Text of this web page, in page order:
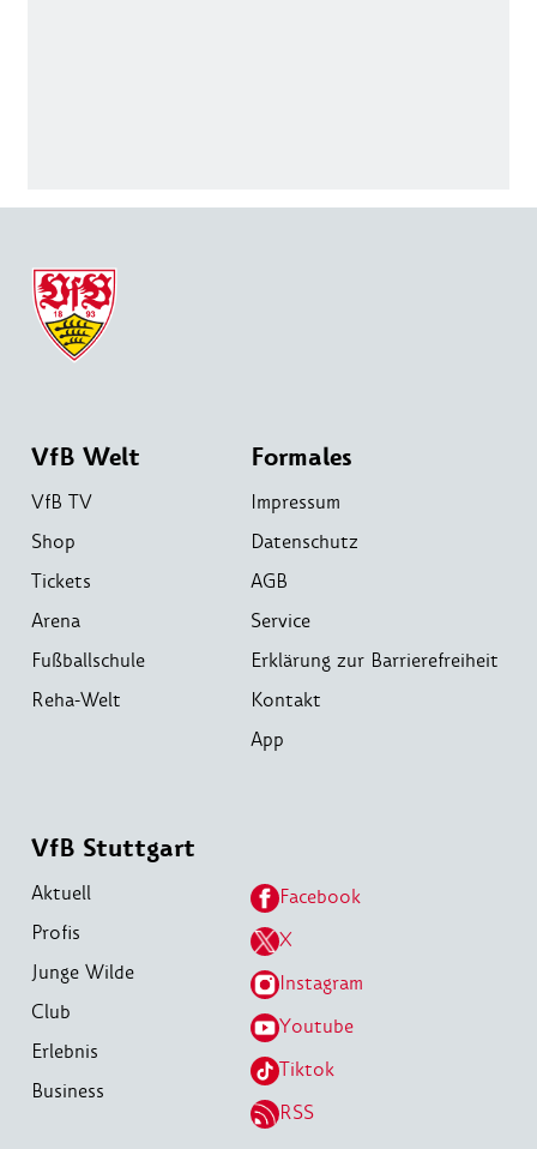
VfB Welt
VfB TV
Shop
Tickets
Arena
Fußballschule
Reha-Welt
Formales
Impressum
Datenschutz
AGB
Service
Erklärung zur Barrierefreiheit
Kontakt
App
VfB Stuttgart
Aktuell
Profis
Junge Wilde
Club
Erlebnis
Business
Facebook
X
Instagram
Youtube
Tiktok
RSS